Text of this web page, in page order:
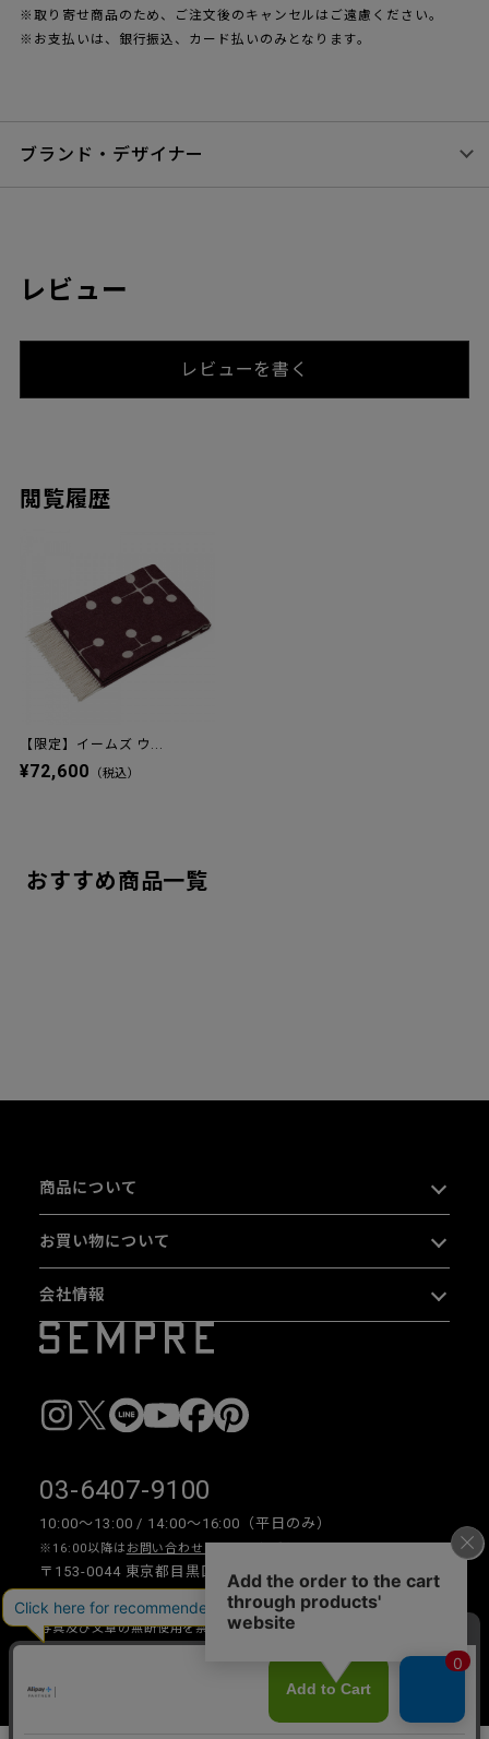
※取り寄せ商品のため、ご注文後のキャンセルはご遠慮ください。
※お支払いは、銀行振込、カード払いのみとなります。
ブランド・デザイナー
レビュー
レビューを書く
閲覧履歴
【限定】イームズ ウ...
¥72,600 （税込）
おすすめ商品一覧
商品について
お買い物について
会社情報
03-6407-9100
10:00〜13:00 / 14:00〜16:00（平日のみ）
※16:00以降は お問い合わせフォーム
〒153-0044 東京都目黒区大橋 2-16-26 1F・2F
写真及び文章の無断使用を禁じます。
Copyright © 2026 SEMPRE DESIGN CO., LTD.All right reserved.
__